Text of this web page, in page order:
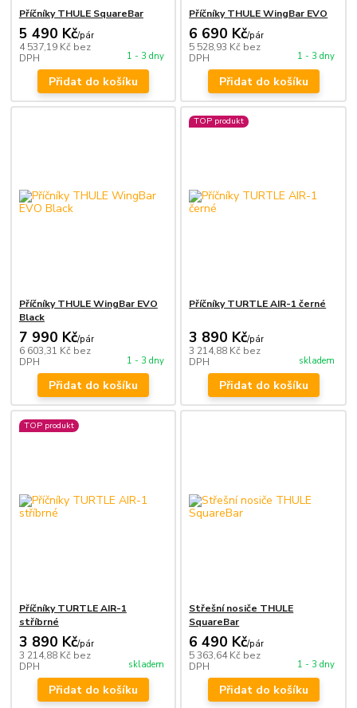
Příčníky THULE SquareBar
5 490 Kč/pár
4 537,19 Kč bez
DPH
1 - 3 dny
Přidat do košíku
Příčníky THULE WingBar EVO
6 690 Kč/pár
5 528,93 Kč bez
DPH
1 - 3 dny
Přidat do košíku
Příčníky THULE WingBar EVO
Black
7 990 Kč/pár
6 603,31 Kč bez
DPH
1 - 3 dny
Přidat do košíku
TOP produkt
Příčníky TURTLE AIR-1 černé
3 890 Kč/pár
3 214,88 Kč bez
DPH
skladem
Přidat do košíku
TOP produkt
Příčníky TURTLE AIR-1
stříbrné
3 890 Kč/pár
3 214,88 Kč bez
DPH
skladem
Přidat do košíku
Střešní nosiče THULE
SquareBar
6 490 Kč/pár
5 363,64 Kč bez
DPH
1 - 3 dny
Přidat do košíku